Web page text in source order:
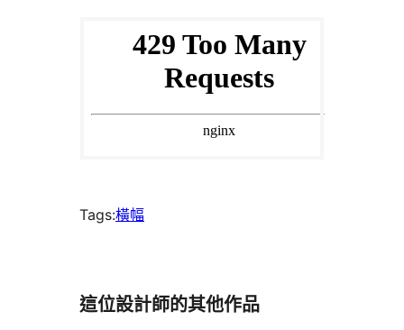
加
入
至
Tags:橫幅
這位設計師的其他作品